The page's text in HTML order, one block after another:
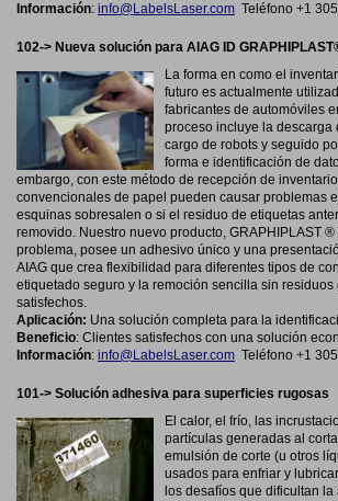
Información: info@LabelsLaser.com Teléfono +1
102-> Nueva solución para AIAG ID
La forma en como el
futuro es actualmente
fabricantes de automóviles
proceso incluye la descarga
cargo de robots y seguido
forma e identificación de
embargo, con este método de recepción de
convencionales de papel pueden causar problemas
esquinas sobresalen o si el residuo de etiquetas
removido. Nuestro nuevo producto, GRAPHIPLAST
problema, posee un adhesivo único y una
AIAG que crea flexibilidad para diferentes tipos de
etiquetado seguro y la remoción sencilla sin
satisfechos.
Aplicación: Una solución completa para la
Beneficio: Clientes satisfechos con una solución
Información: info@LabelsLaser.com Teléfono +1
101-> Solución adhesiva para superficies rugosas
El calor, el frío, las
partículas generadas al
emulsión de corte (u otros
usados para enfriar y
los desafíos que dificultan